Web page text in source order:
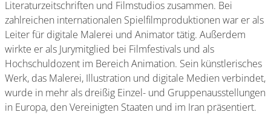
Literaturzeitschriften und Filmstudios zusammen. Bei
zahlreichen internationalen Spielfilmproduktionen war er als
Leiter für digitale Malerei und Animator tätig. Außerdem
wirkte er als Jurymitglied bei Filmfestivals und als
Hochschuldozent im Bereich Animation. Sein künstlerisches
Werk, das Malerei, Illustration und digitale Medien verbindet,
wurde in mehr als dreißig Einzel- und Gruppenausstellungen
in Europa, den Vereinigten Staaten und im Iran präsentiert.